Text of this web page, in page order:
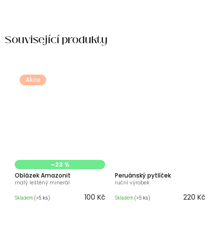
Související produkty
Akce
–23 %
Oblázek Amazonit
malý leštěný minerál
Skladem (>5 ks) 100 Kč
Peruánský pytlíček
ruční výrobek
Skladem (>5 ks) 220 Kč